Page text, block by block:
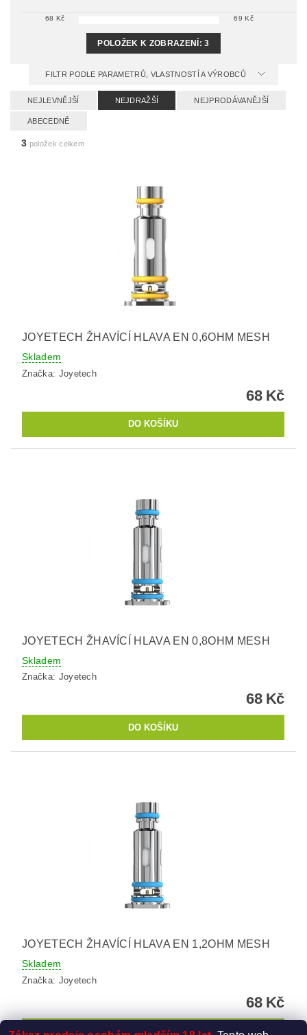
68 Kč 69 Kč
POLOŽEK K ZOBRAZENÍ:3
FILTR PODLE PARAMETRŮ, VLASTNOSTÍ A VÝROBCŮ
NEJLEVNĚJŠÍ NEJDRAŽŠÍ NEJPRODÁVANĚJŠÍ
ABECEDNĚ
3 položek celkem
JOYETECH ŽHAVÍCÍ HLAVA EN 0,6OHM MESH
Skladem
Značka: Joyetech
68 Kč
JOYETECH ŽHAVÍCÍ HLAVA EN 0,8OHM MESH
Skladem
Značka: Joyetech
68 Kč
JOYETECH ŽHAVÍCÍ HLAVA EN 1,2OHM MESH
Skladem
Značka: Joyetech
68 Kč